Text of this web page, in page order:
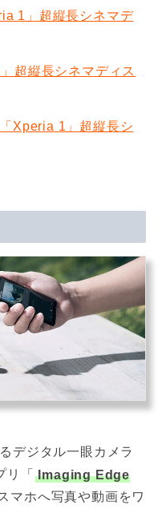
1」超縦長シネマデ
超縦長シネマディス
Xperia 1」超縦長シ
デジタル一眼カメラ
リ「
Imaging Edge
マホへ写真や動画をワ